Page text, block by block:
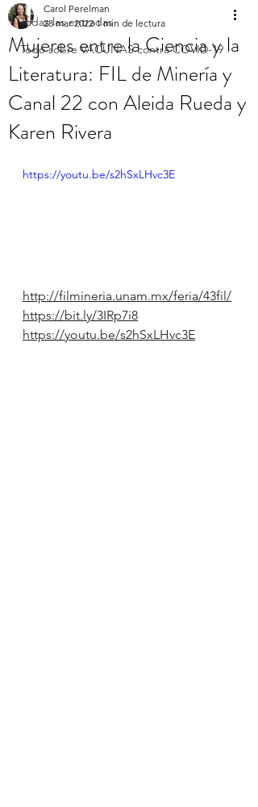
Todas las entradas
Todo sobre VACUNAS contra COVID-19
Mujeres entre la Ciencia y la
Literatura: FIL de Minería y
Canal 22 con Aleida Rueda y
Karen Rivera
Carol Perelman
28 mar 2022 1 min de lectura
https://youtu.be/s2hSxLHvc3E
http://filmineria.unam.mx/feria/43fil/
https://bit.ly/3IRp7i8
https://youtu.be/s2hSxLHvc3E